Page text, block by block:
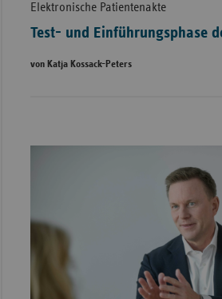
Elektronische Patientenakte
Test- und Einführungsphase
von Katja Kossack-Peters